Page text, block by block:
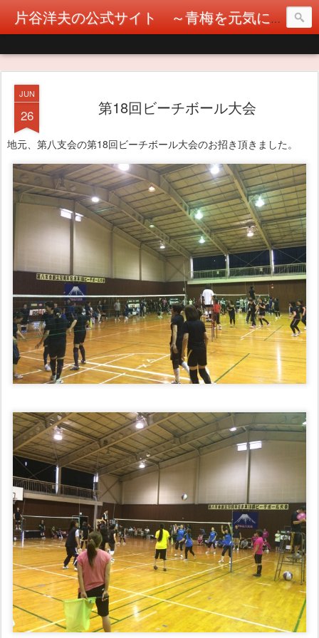
片谷洋夫の公式サイト ～青梅を元気に！カタヤぶりな挑戦！～
JUN
26 第18回ビーチボール大会
地元、第八支会の第18回ビーチボール大会のお招き頂きました。